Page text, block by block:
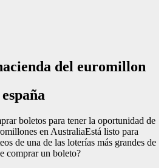
del euromillon
boletos para tener la oportunidad de
en AustraliaEstá listo para
de una de las loterías más grandes de
comprar un boleto?